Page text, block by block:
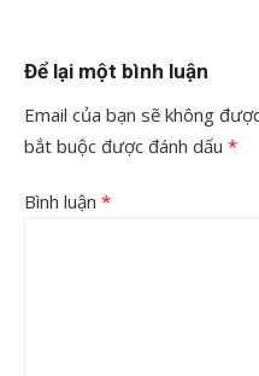
Để lại một bình luận
Email của bạn sẽ không
bắt buộc được đánh dấu *
Bình luận *